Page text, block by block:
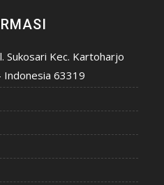
Sukosari Kec. Kartoharjo
Indonesia 63319